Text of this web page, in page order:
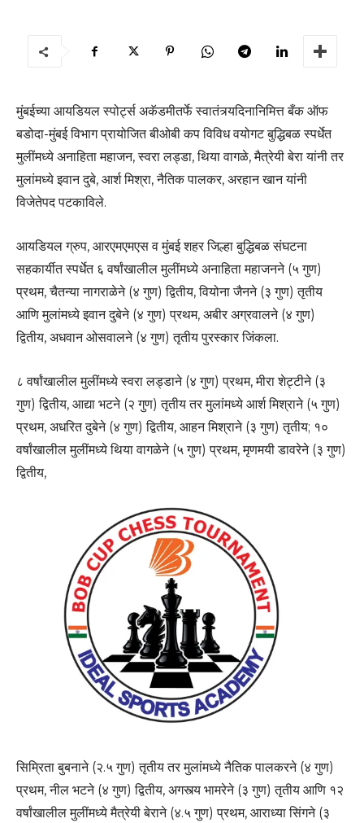
मुंबईच्या आयडियल स्पोर्ट्स अकॅडमीतर्फे स्वातंत्र्यदिनानिमित्त बँक ऑफ
बडोदा-मुंबई विभाग प्रायोजित बीओबी कप विविध वयोगट बुद्धिबळ स्पर्धेत
मुलींमध्ये अनाहिता महाजन, स्वरा लड्डा, थिया वागळे, मैत्रेयी बेरा यांनी तर
मुलांमध्ये इवान दुबे, आर्श मिश्रा, नैतिक पालकर, अरहान खान यांनी
विजेतेपद पटकाविले.
आयडियल ग्रुप, आरएमएमएस व मुंबई शहर जिल्हा बुद्धिबळ संघटना
सहकार्यीत स्पर्धेत ६ वर्षांखालील मुलींमध्ये अनाहिता महाजनने (५ गुण)
प्रथम, चैतन्या नागराळेने (४ गुण) द्वितीय, वियोना जैनने (३ गुण) तृतीय
आणि मुलांमध्ये इवान दुबेने (४ गुण) प्रथम, अबीर अग्रवालने (४ गुण)
द्वितीय, अधवान ओसवालने (४ गुण) तृतीय पुरस्कार जिंकला.
८ वर्षांखालील मुलींमध्ये स्वरा लड्डाने (४ गुण) प्रथम, मीरा शेट्टीने (३
गुण) द्वितीय, आद्या भटने (२ गुण) तृतीय तर मुलांमध्ये आर्श मिश्राने (५ गुण)
प्रथम, अधरित दुबेने (४ गुण) द्वितीय, आहन मिश्राने (३ गुण) तृतीय; १०
वर्षांखालील मुलींमध्ये थिया वागळेने (५ गुण) प्रथम, मृणमयी डावरेने (३ गुण)
द्वितीय,
सिम्रिता बुबनाने (२.५ गुण) तृतीय तर मुलांमध्ये नैतिक पालकरने (४ गुण)
प्रथम, नील भटने (४ गुण) द्वितीय, अगस्त्य भामरेने (३ गुण) तृतीय आणि १२
वर्षांखालील मुलींमध्ये मैत्रेयी बेराने (४.५ गुण) प्रथम, आराध्या सिंगने (३